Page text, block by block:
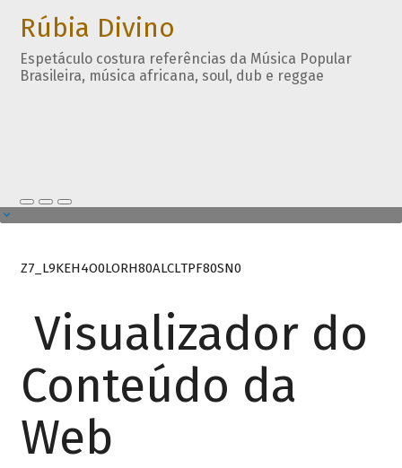
Rúbia Divino
Espetáculo costura referências da Música Popular
Brasileira, música africana, soul, dub e reggae
Z7_L9KEH4O0LORH80ALCLTPF80SN0
Visualizador do
Conteúdo da
Web